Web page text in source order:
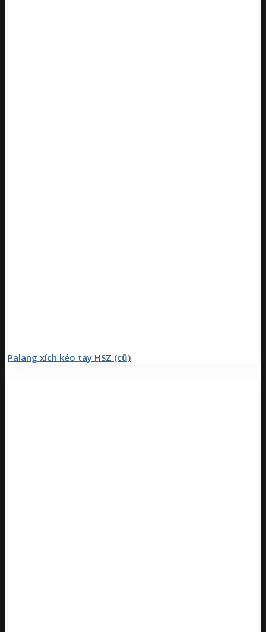
Palang xích kéo tay HSZ (cũ)